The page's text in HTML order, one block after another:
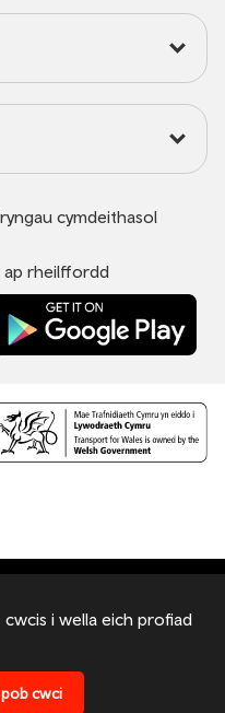
cymdeithasol
ap rheilffordd
yng Nghymru a Lloegr
i wella eich profiad
cwci